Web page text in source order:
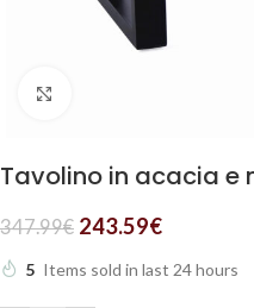
Tavolino in acacia e
347.99€ 243.59€
5 Items sold in last 24 hours